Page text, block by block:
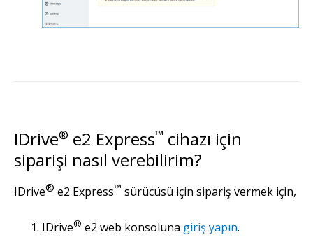
IDrive® e2 Express™ cihazı için
siparişi nasıl verebilirim?
IDrive® e2 Express™ sürücüsü için sipariş vermek için,
IDrive® e2 web konsoluna giriş yapın.